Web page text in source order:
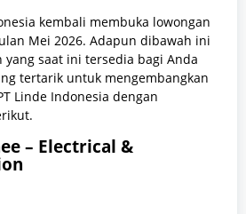
kembali membuka lowongan
Mei 2026. Adapun dibawah ini
saat ini tersedia bagi Anda
tertarik untuk mengembangkan
Linde Indonesia dengan
– Electrical &